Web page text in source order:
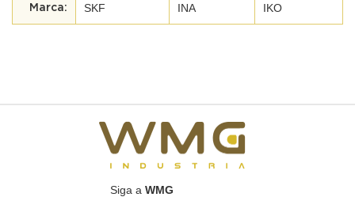
SKF INA IKO
Siga a WMG